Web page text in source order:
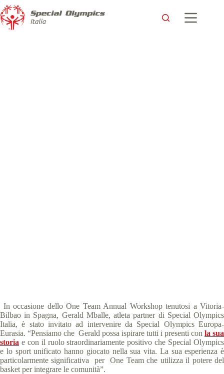
In occasione dello One Team Annual Workshop tenutosi a Vitoria-
Bilbao in Spagna, Gerald Mballe, atleta partner di Special Olympics
Italia, è stato invitato ad intervenire da Special Olympics Europa-
Eurasia. “Pensiamo che Gerald possa ispirare tutti i presenti con la sua
storia e con il ruolo straordinariamente positivo che Special Olympics
e lo sport unificato hanno giocato nella sua vita. La sua esperienza è
particolarmente significativa per One Team che utilizza il potere del
basket per integrare le comunità”.